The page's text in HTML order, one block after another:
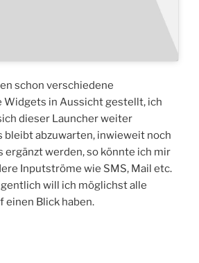
schon verschiedene
Widgets in Aussicht gestellt, ich
dieser Launcher weiter
bleibt abzuwarten, inwieweit noch
ergänzt werden, so könnte ich mir
Inputströme wie SMS, Mail etc.
will ich möglichst alle
einen Blick haben.